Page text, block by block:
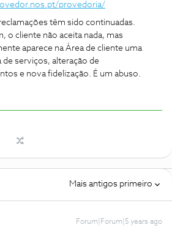
provedoria/
têm sido continuadas.
o cliente não aceita nada, mas
aparece na Área de cliente uma
de serviços, alteração de
e nova fidelização. É um abuso.
Mais antigos primeiro
Forum|Forum|5 years ago